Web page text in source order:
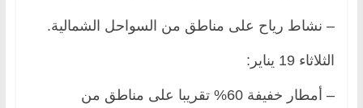
– نشاط رياح على مناطق من السواحل الشمالية.
الثلاثاء 19 يناير:
– أمطار خفيفة 60% تقريبا على مناطق من